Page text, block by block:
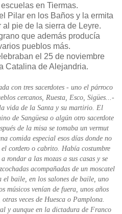
en Tiermas.
Pilar en los Baños y la ermita
pie de la sierra de Leyre.
que además producía
pueblos más.
el 25 de noviembre
Catalina de Alejandria.
con tres sacerdotes - uno el párroco
cercanos, Ruesta, Esco, Sigües...-
vida de la Santa y su martirio. El
de Sangüesa o algún otro sacerdote
de la misa se tomaba un vermut
comida especial esos días donde no
cordero o cabrito. Había costumbre
rondar a las mozas a sus casas y se
acompañadas de un moscatel
baile, en los salones de baile, uno
músicos venían de fuera, unos años
veces de Huesca o Pamplona.
y aunque en la dictadura de Franco